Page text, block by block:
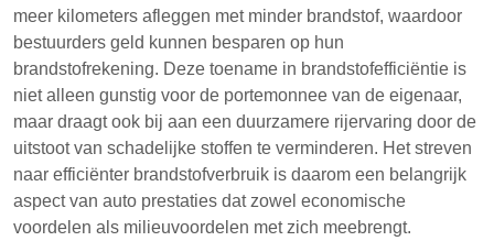
meer kilometers afleggen met minder brandstof, waardoor
bestuurders geld kunnen besparen op hun
brandstofrekening. Deze toename in brandstofefficiëntie is
niet alleen gunstig voor de portemonnee van de eigenaar,
maar draagt ook bij aan een duurzamere rijervaring door de
uitstoot van schadelijke stoffen te verminderen. Het streven
naar efficiënter brandstofverbruik is daarom een belangrijk
aspect van auto prestaties dat zowel economische
voordelen als milieuvoordelen met zich meebrengt.